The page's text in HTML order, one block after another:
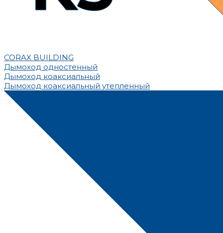
CORAX BUILDING
Дымоход одностенный
Дымоход коаксиальный
Дымоход коаксиальный утепленный